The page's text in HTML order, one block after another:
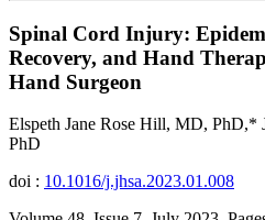
Spinal Cord Injury:
Recovery, and Hand
Hand Surgeon
Elspeth Jane Rose Hill, MD, PhD,*
PhD
doi : 10.1016/j.jhsa.2023.01.008